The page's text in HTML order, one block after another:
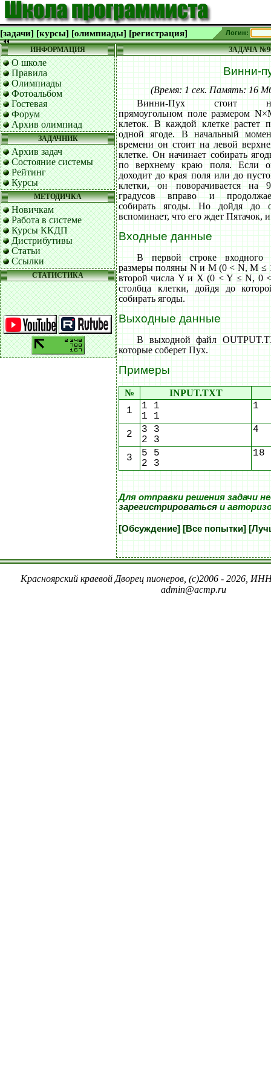
[задачи] [курсы] [олимпиады] [регистрация] Логин:
ИНФОРМАЦИЯ
О школе
Правила
Олимпиады
Фотоальбом
Гостевая
Форум
Архив олимпиад
ЗАДАЧНИК
Архив задач
Состояние системы
Рейтинг
Курсы
МЕТОДИЧКА
Новичкам
Работа в системе
Курсы ККДП
Дистрибутивы
Статьи
Ссылки
СТАТИСТИКА
ЗАДАЧА
Винни-
(Время: 1 сек. Память: 16
Винни-Пух стоит
прямоугольном поле размером
клеток. В каждой клетке растет
одной ягоде. В начальный
времени он стоит на левой
клетке. Он начинает собирать
по верхнему краю поля. Если
доходит до края поля или до
клетки, он поворачивается на
градусов вправо и
собирать ягоды. Но дойдя до
вспоминает, что его ждет Пятачок,
Входные данные
В первой строке входного
размеры поляны N и M (0 < N, M ≤
второй числа Y и X (0 < Y ≤ N, 0
столбца клетки, дойдя до
собирать ягоды.
Выходные данные
В выходной файл
которые соберет Пух.
Примеры
№ INPUT.TXT
1
1 1
1 1
1
2
3 3
2 3
4
3
5 5
2 3
18
Для отправки решения задачи
зарегистрироватьсяи
[Обсуждение] [Все попытки]
Красноярский краевой Дворец пионеров, (c)2006 - 2026,
admin@acmp.ru